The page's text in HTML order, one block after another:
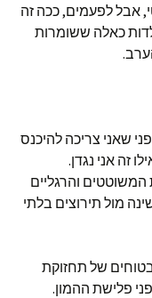
אבל לפעמים, ככה זה
כאלה ששומרות
שאני צריכה להיכנס
זה אני נגדן.
והרגליים
מול תירוצים בלתי
של תחזוקת
פלישת ההמון.